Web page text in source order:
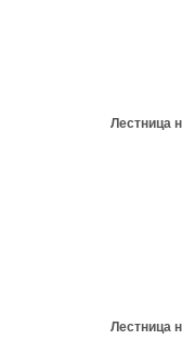
Лестница
Лестница